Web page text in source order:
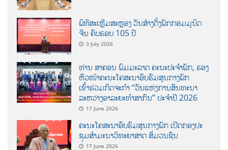
ພິທີສະເຫຼີມສະຫຼອງ ວັນສ້າງຕັ້ງພັກກອມມູນິດ
ຈີນ ຄົບຮອບ 105 ປີ
3 July 2026
ທ່ານ ສາຄອນ ພົມມະລາດ ຄະນະປະຈໍາພັກ, ຮອງ
ຫົວໜ້າຄະນະໂຄສະນາອົບຮົມສູນກາງພັກ
ເຂົ້າຮ່ວມກິດຈະກຳ “ວັນແຫ່ງການສົນທະນາ
ລະຫວ່າງອາລະຍະທຳສາກົນ” ປະຈຳປີ 2026
17 June 2026
ຄະນະໂຄສະນາອົບຮົມສູນກາງພັກ ເປີດກອງປະ
ຊຸມສຳມະນາວິທະຍາສາດ ສຶ່ມວນຊົນ
17 June 2026